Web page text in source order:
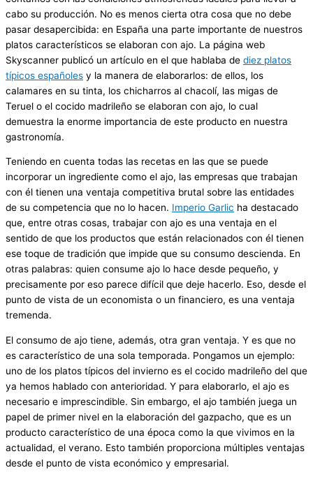
cabo su producción. No es menos cierta otra cosa que no debe
pasar desapercibida: en España una parte importante de nuestros
platos característicos se elaboran con ajo. La página web
Skyscanner publicó un artículo en el que hablaba de diez platos
típicos españoles y la manera de elaborarlos: de ellos, los
calamares en su tinta, los chicharros al chacolí, las migas de
Teruel o el cocido madrileño se elaboran con ajo, lo cual
demuestra la enorme importancia de este producto en nuestra
gastronomía.
Teniendo en cuenta todas las recetas en las que se puede
incorporar un ingrediente como el ajo, las empresas que trabajan
con él tienen una ventaja competitiva brutal sobre las entidades
de su competencia que no lo hacen. Imperio Garlic ha destacado
que, entre otras cosas, trabajar con ajo es una ventaja en el
sentido de que los productos que están relacionados con él tienen
ese toque de tradición que impide que su consumo descienda. En
otras palabras: quien consume ajo lo hace desde pequeño, y
precisamente por eso parece difícil que deje hacerlo. Eso, desde el
punto de vista de un economista o un financiero, es una ventaja
tremenda.
El consumo de ajo tiene, además, otra gran ventaja. Y es que no
es característico de una sola temporada. Pongamos un ejemplo:
uno de los platos típicos del invierno es el cocido madrileño del que
ya hemos hablado con anterioridad. Y para elaborarlo, el ajo es
necesario e imprescindible. Sin embargo, el ajo también juega un
papel de primer nivel en la elaboración del gazpacho, que es un
producto característico de una época como la que vivimos en la
actualidad, el verano. Esto también proporciona múltiples ventajas
desde el punto de vista económico y empresarial.